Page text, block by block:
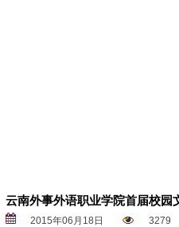
云南外事外语职业学院首届校园
2015年06月18日
3279